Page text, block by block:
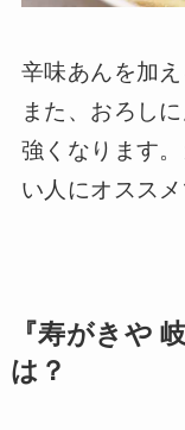
辛味あんを加
また、おろし
強くなります
い人にオススメ
『寿がきや
は？